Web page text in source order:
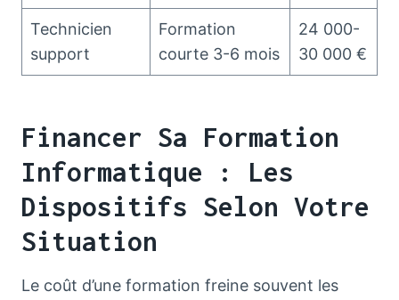
Technicien
support
Formation
courte 3-6 mois
24 000-
30 000 €
Financer Sa Formation
Informatique : Les
Dispositifs Selon Votre
Situation
Le coût d’une formation freine souvent les